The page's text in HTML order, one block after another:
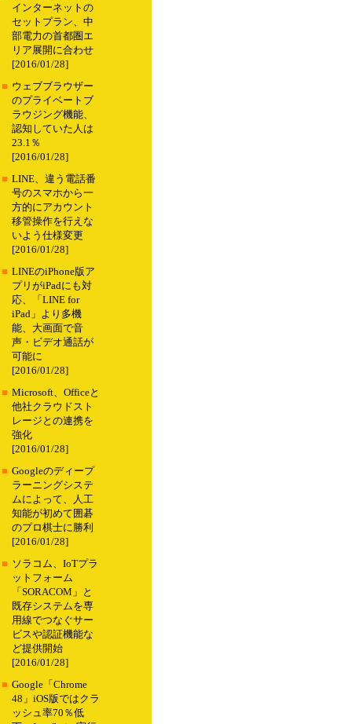
インターネットの
セットプラン、中
部電力の首都圏エ
リア展開に合わせ
[2016/01/28]
■ ウェブブラウザー
のプライベートブ
ラウジング機能、
認知していた人は
23.1％
[2016/01/28]
■ LINE、違う電話番
号のスマホから一
方的にアカウント
移管操作を行えな
いよう仕様変更
[2016/01/28]
■ LINEのiPhone版ア
プリがiPadにも対
応、「LINE for
iPad」より多機
能、大画面で音
声・ビデオ通話が
可能に
[2016/01/28]
■ Microsoft、Officeと
他社クラウドスト
レージとの連携を
強化
[2016/01/28]
■ Googleのディープ
ラーニングシステ
ムによって、人工
知能が初めて囲碁
のプロ棋士に勝利
[2016/01/28]
■ ソラコム、IoTプラ
ットフォーム
「SORACOM」と
既存システムを専
用線でつなぐサー
ビスや認証機能な
ど提供開始
[2016/01/28]
■ Google「Chrome
48」iOS版ではクラ
ッシュ率70％低